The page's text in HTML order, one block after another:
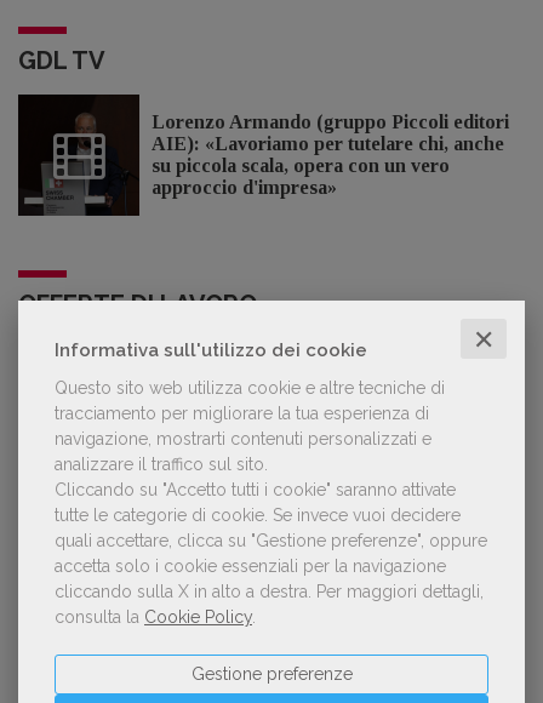
Informativa sull'utilizzo dei cookie ✕
Questo sito web utilizza cookie e altre tecniche di
tracciamento per migliorare la tua esperienza di
navigazione, mostrarti contenuti personalizzati e
analizzare il traffico sul sito.
Cliccando su "Accetto tutti i cookie" saranno attivate
tutte le categorie di cookie. Se invece vuoi decidere
quali accettare, clicca su "Gestione preferenze", oppure
accetta solo i cookie essenziali per la navigazione
cliccando sulla X in alto a destra.
Per maggiori dettagli,
consulta la Cookie Policy
Gestione preferenze
GDL TV
Lorenzo Armando (gruppo Piccoli editori
AIE): «Lavoriamo per tutelare chi, anche
su piccola scala, opera con un vero
approccio d'impresa»
OFFERTE DI LAVORO
Lavoro: 7 posizioni aperte e 9 stage in
editoria
LE PIÙ LETTE
Forse è il momento di cambiare prospettiva
sull’intelligenza artificiale